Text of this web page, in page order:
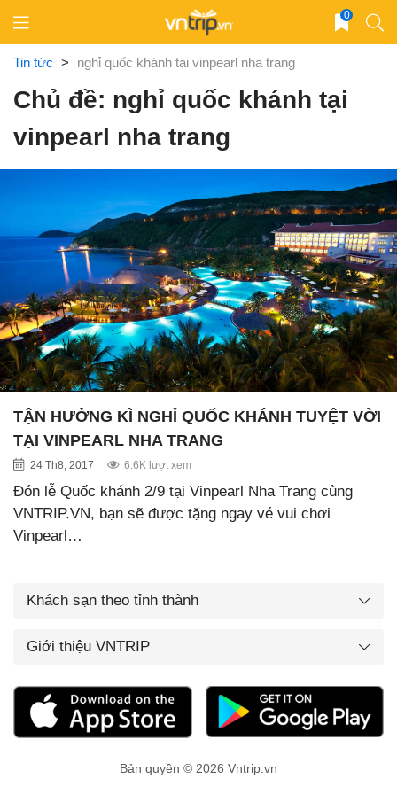
content
0
Tin tức > nghỉ quốc khánh tại vinpearl nha trang
Chủ đề: nghỉ quốc khánh tại
vinpearl nha trang
TẬN HƯỞNG KÌ NGHỈ QUỐC KHÁNH TUYỆT VỜI
TẠI VINPEARL NHA TRANG
24 Th8, 2017 6.6K lượt xem
Đón lễ Quốc khánh 2/9 tại Vinpearl Nha Trang cùng
VNTRIP.VN, bạn sẽ được tặng ngay vé vui chơi
Vinpearl…
Khách sạn theo tỉnh thành
Giới thiệu VNTRIP
Bản quyền © 2026 Vntrip.vn